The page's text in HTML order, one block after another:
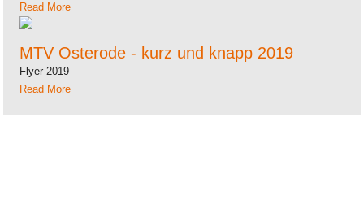
Read More
MTV Osterode - kurz und knapp 2019
Flyer 2019
Read More